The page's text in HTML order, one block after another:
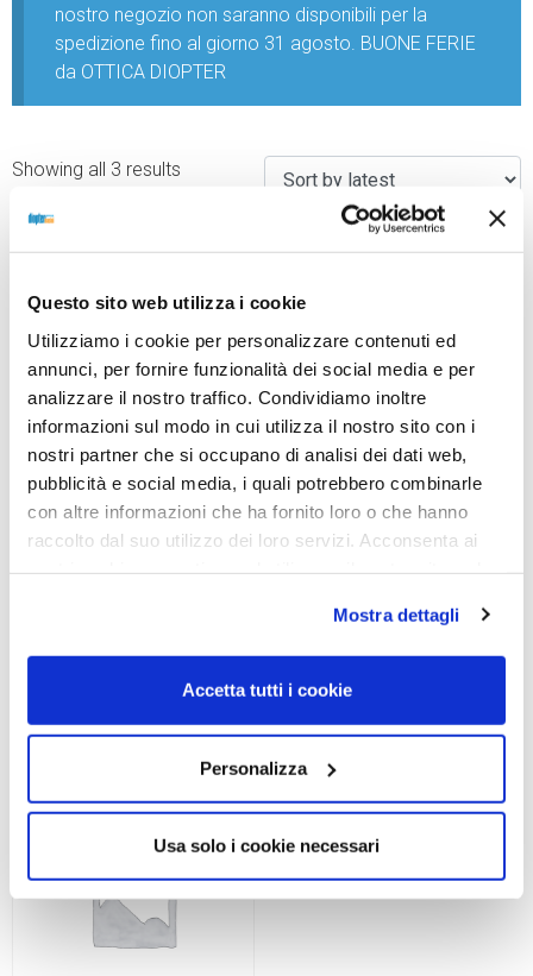
Questo sito web utilizza i cookie
Utilizziamo i cookie per personalizzare contenuti ed
annunci, per fornire funzionalità dei social media e per
analizzare il nostro traffico. Condividiamo inoltre
informazioni sul modo in cui utilizza il nostro sito con i
nostri partner che si occupano di analisi dei dati web,
pubblicità e social media, i quali potrebbero combinarle
con altre informazioni che ha fornito loro o che hanno
raccolto dal suo utilizzo dei loro servizi. Acconsenta ai
Mostra dettagli
Accetta tutti i cookie
Personalizza
Usa solo i cookie necessari
nostro negozio non saranno disponibili per la
spedizione fino al giorno 31 agosto. BUONE FERIE
da OTTICA DIOPTER
Showing all 3 results
OCCHIALE DA SOLE,
VOGUE
280/87 56
OCCHIALE DA SOLE,
VOGUE
280/87 59
130,00€ 91,00€